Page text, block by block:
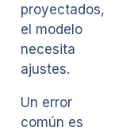
proyectados,
el modelo
necesita
ajustes.
Un error
común es